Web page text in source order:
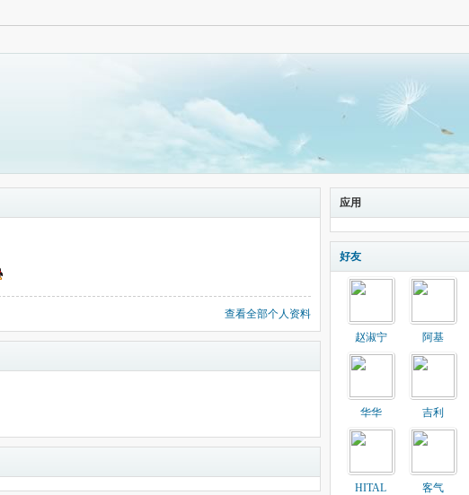
查看全部个人资料
应用
好友
赵淑宁 阿基
华华 吉利
HITAL 客气